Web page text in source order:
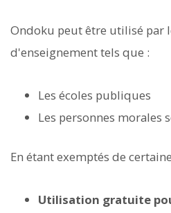
Ondoku peut être utilisé par
d'enseignement tels que :
Les écoles publiques
Les personnes morales
En étant exemptés de
Utilisation gratuite